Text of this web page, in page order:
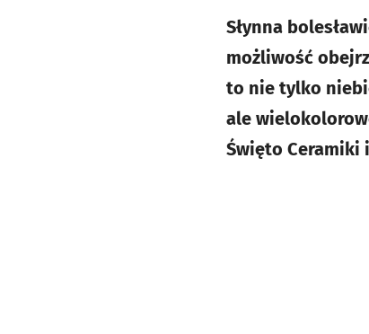
Słynna
możliwość
to nie tylko
ale
Święto Ceramiki